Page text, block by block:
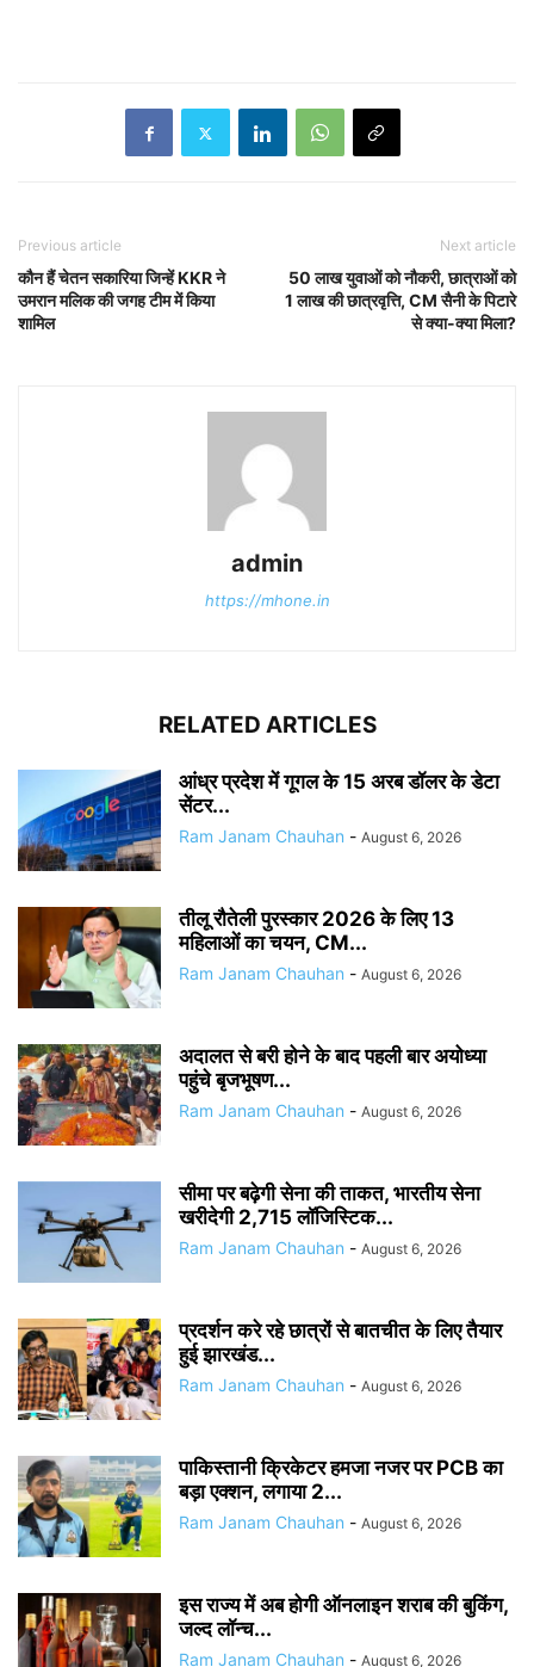
Previous article
कौन हैं चेतन सकारिया जिन्हें KKR ने
उमरान मलिक की जगह टीम में किया
शामिल
Next article
50 लाख युवाओं को नौकरी, छात्राओं को
1 लाख की छात्रवृत्ति, CM सैनी के पिटारे
से क्या-क्या मिला?
admin
https://mhone.in
RELATED ARTICLES
आंध्र प्रदेश में गूगल के 15 अरब डॉलर के डेटा
सेंटर...
Ram Janam Chauhan - August 6, 2026
तीलू रौतेली पुरस्कार 2026 के लिए 13
महिलाओं का चयन, CM...
Ram Janam Chauhan - August 6, 2026
अदालत से बरी होने के बाद पहली बार अयोध्या
पहुंचे बृजभूषण...
Ram Janam Chauhan - August 6, 2026
सीमा पर बढ़ेगी सेना की ताकत, भारतीय सेना
खरीदेगी 2,715 लॉजिस्टिक...
Ram Janam Chauhan - August 6, 2026
प्रदर्शन करे रहे छात्रों से बातचीत के लिए तैयार
हुई झारखंड...
Ram Janam Chauhan - August 6, 2026
पाकिस्तानी क्रिकेटर हमजा नजर पर PCB का
बड़ा एक्शन, लगाया 2...
Ram Janam Chauhan - August 6, 2026
इस राज्य में अब होगी ऑनलाइन शराब की बुकिंग,
जल्द लॉन्च...
Ram Janam Chauhan - August 6, 2026